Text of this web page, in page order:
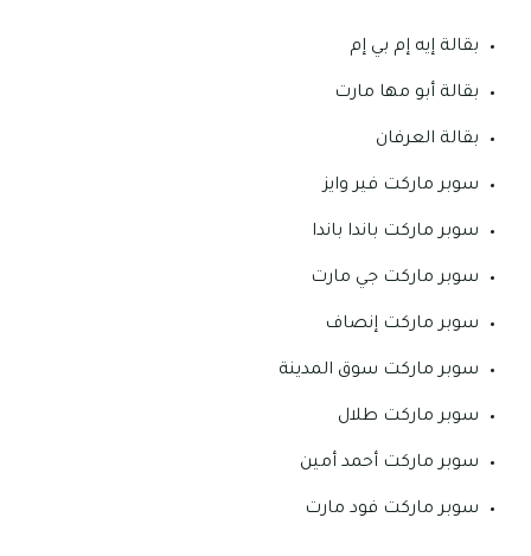
بقالة إيه إم بي إم
بقالة أبو مها مارت
بقالة العرفان
سوبر ماركت فير وايز
سوبر ماركت باندا باندا
سوبر ماركت جي مارت
سوبر ماركت إنصاف
سوبر ماركت سوق المدينة
سوبر ماركت طلال
سوبر ماركت أحمد أمين
سوبر ماركت فود مارت